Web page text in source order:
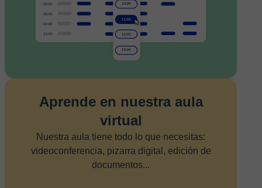
Aprende en nuestra aula
virtual
Nuestra aula tiene todo lo que necesitas:
videoconferencia, pizarra digital, edición de
documentos...